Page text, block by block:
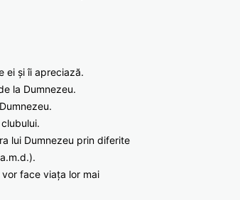
ei și îi apreciază.
la Dumnezeu.
lui Dumnezeu prin diferite
face viața lor mai